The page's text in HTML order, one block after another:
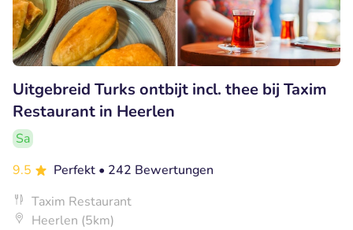
Uitgebreid Turks ontbijt incl. thee bij Taxim
Restaurant in Heerlen
Sa
9.5
Perfekt • 242 Bewertungen
Taxim Restaurant
Heerlen (5km)